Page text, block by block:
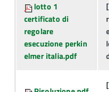
lotto 1
certificato di
regolare
esecuzione perkin
elmer italia.pdf